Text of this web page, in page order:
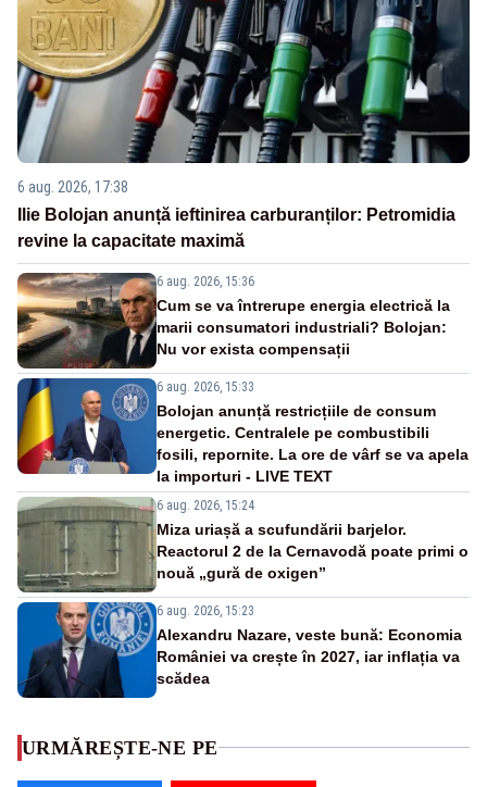
6 aug. 2026, 17:38
Ilie Bolojan anunță ieftinirea carburanților: Petromidia
revine la capacitate maximă
6 aug. 2026, 15:36
Cum se va întrerupe energia electrică la
marii consumatori industriali? Bolojan:
Nu vor exista compensații
6 aug. 2026, 15:33
Bolojan anunță restricțiile de consum
energetic. Centralele pe combustibili
fosili, repornite. La ore de vârf se va apela
la importuri - LIVE TEXT
6 aug. 2026, 15:24
Miza uriașă a scufundării barjelor.
Reactorul 2 de la Cernavodă poate primi o
nouă „gură de oxigen”
6 aug. 2026, 15:23
Alexandru Nazare, veste bună: Economia
României va crește în 2027, iar inflația va
scădea
URMĂREȘTE-NE PE